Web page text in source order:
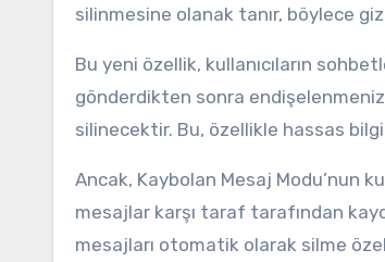
silinmesine olanak tanır, böylece
Bu yeni özellik, kullanıcıların
gönderdikten sonra
silinecektir. Bu, özellikle hassas
Ancak, Kaybolan Mesaj Modu’nun
mesajlar karşı taraf tarafından
mesajları otomatik olarak silme